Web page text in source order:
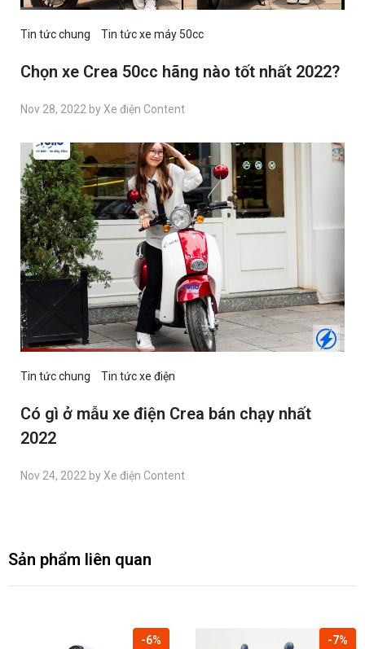
Tin tức chung Tin tức xe máy 50cc
Chọn xe Crea 50cc hãng nào tốt nhất 2022?
Nov 28, 2022 by Xe điện Content
Tin tức chung Tin tức xe điện
Có gì ở mẫu xe điện Crea bán chạy nhất
2022
Nov 24, 2022 by Xe điện Content
Sản phẩm liên quan
-6% -7%